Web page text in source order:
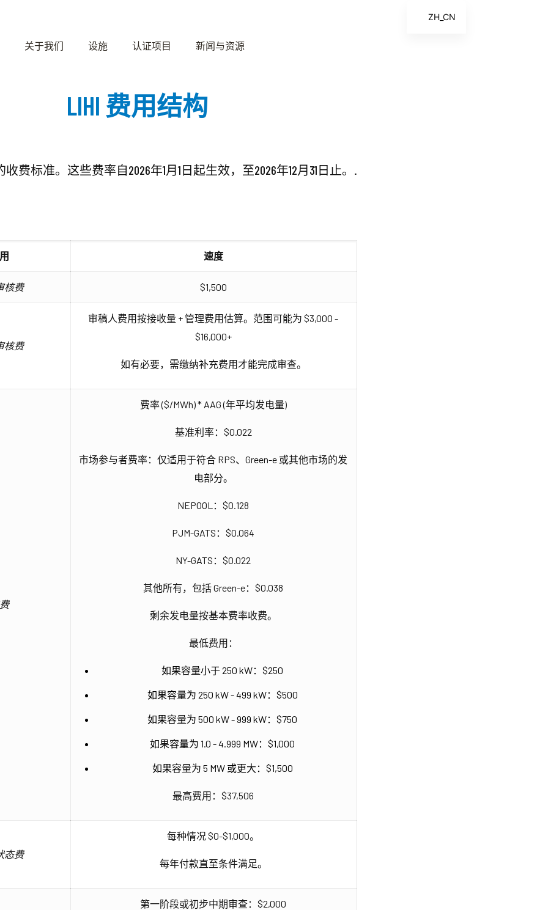
关于我们 设施 认证项目 新闻与资源
LIHI 费用结构
收费标准。这些费率自2026年1月1日起生效，至2026年12月31日止。.
速度
核费 $1,500
核费
审稿人费用按接收量 + 管理费用估算。范围可能为 $3,000 -
$16,000+
如有必要，需缴纳补充费用才能完成审查。
费率 ($/MWh) * AAG (年平均发电量)
基准利率：$0.022
市场参与者费率：仅适用于符合 RPS、Green-e 或其他市场的发
电部分。
NEPOOL：$0.128
PJM-GATS：$0.064
NY-GATS：$0.022
其他所有，包括 Green-e：$0.038
剩余发电量按基本费率收费。
最低费用：
如果容量小于 250 kW：$250
如果容量为 250 kW - 499 kW：$500
如果容量为 500 kW - 999 kW：$750
如果容量为 1.0 - 4.999 MW：$1,000
如果容量为 5 MW 或更大：$1,500
最高费用：$37,506
态费
每种情况 $0-$1,000。
每年付款直至条件满足。
第一阶段或初步中期审查：$2,000
ZH_CN